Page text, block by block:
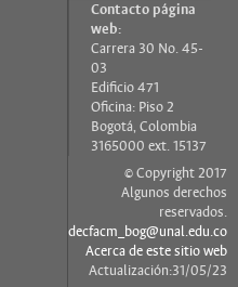
Contacto página
web:
Carrera 30 No. 45-
03
Edificio 471
Oficina: Piso 2
Bogotá, Colombia
3165000 ext. 15137
© Copyright 2017
Algunos derechos
reservados.
decfacm_bog@unal.edu.co
Acerca de este sitio web
Actualización:31/05/23